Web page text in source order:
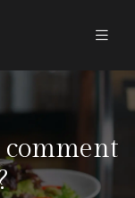
comment